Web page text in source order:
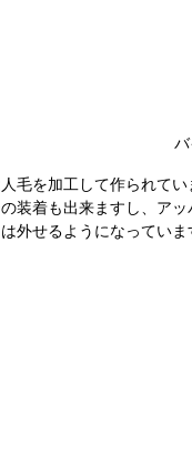
毛を加工して作られてい
装着も出来ますし、アッ
外せるようになっていま